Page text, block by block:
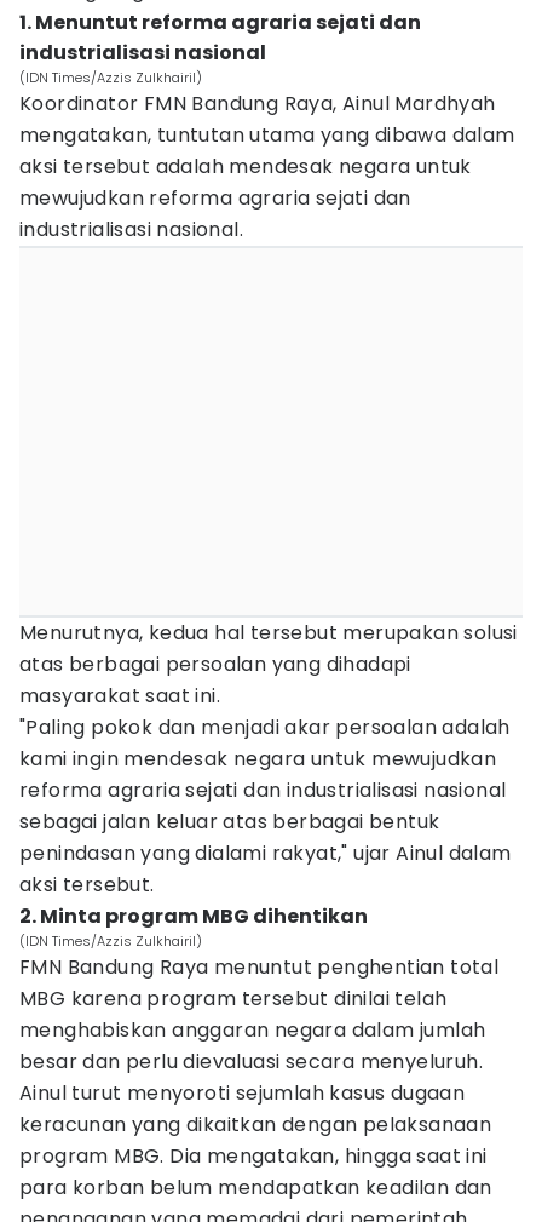
1. Menuntut reforma agraria sejati dan
industrialisasi nasional
(IDN Times/Azzis Zulkhairil)
Koordinator FMN Bandung Raya, Ainul Mardhyah
mengatakan, tuntutan utama yang dibawa dalam
aksi tersebut adalah mendesak negara untuk
mewujudkan reforma agraria sejati dan
industrialisasi nasional.
Menurutnya, kedua hal tersebut merupakan solusi
atas berbagai persoalan yang dihadapi
masyarakat saat ini.
"Paling pokok dan menjadi akar persoalan adalah
kami ingin mendesak negara untuk mewujudkan
reforma agraria sejati dan industrialisasi nasional
sebagai jalan keluar atas berbagai bentuk
penindasan yang dialami rakyat," ujar Ainul dalam
aksi tersebut.
2. Minta program MBG dihentikan
(IDN Times/Azzis Zulkhairil)
FMN Bandung Raya menuntut penghentian total
MBG karena program tersebut dinilai telah
menghabiskan anggaran negara dalam jumlah
besar dan perlu dievaluasi secara menyeluruh.
Ainul turut menyoroti sejumlah kasus dugaan
keracunan yang dikaitkan dengan pelaksanaan
program MBG. Dia mengatakan, hingga saat ini
para korban belum mendapatkan keadilan dan